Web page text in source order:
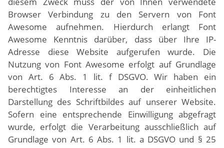
Browser Verbindung zu den Servern von Font
Awesome aufnehmen. Hierdurch erlangt Font
Awesome Kenntnis darüber, dass über Ihre IP-
Adresse diese Website aufgerufen wurde. Die
Nutzung von Font Awesome erfolgt auf Grundlage
von Art. 6 Abs. 1 lit. f DSGVO. Wir haben ein
berechtigtes Interesse an der einheitlichen
Darstellung des Schriftbildes auf unserer Website.
Sofern eine entsprechende Einwilligung abgefragt
wurde, erfolgt die Verarbeitung ausschließlich auf
Grundlage von Art. 6 Abs. 1 lit. a DSGVO und § 25